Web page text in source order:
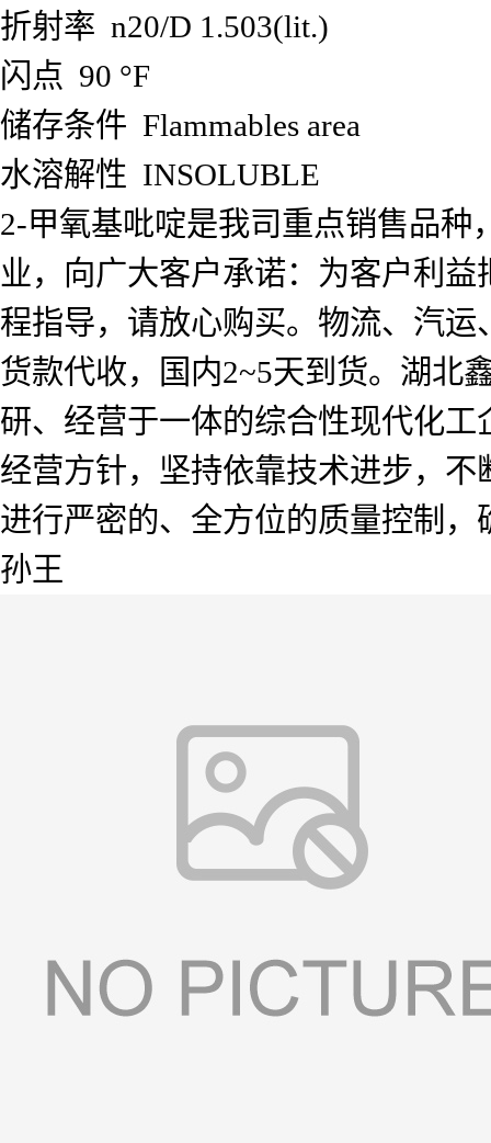
折射率 n20/D 1.503(lit.)
闪点 90 °F
储存条件 Flammables area
水溶解性 INSOLUBLE
2-甲氧基吡啶是我司重点销售品
业，向广大客户承诺：为客户利
程指导，请放心购买。物流、汽
货款代收，国内2~5天到货。湖北
研、经营于一体的综合性现代化
经营方针，坚持依靠技术进步，
进行严密的、全方位的质量控制
孙王